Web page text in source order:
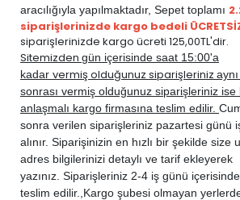
PEUGEOT
207 2010-2012 BENZİN
PEUGEOT
207 2010-2012 DİZEL
PEUGEOT
207 2010-2012 DİZEL
aracılığıyla yapılmaktadır, Sepet toplamı
siparişlerinizde kargo bedeli
siparişlerinizde kargo ücreti 125,00TL'dir.
Sitemizden gün içerisinde saat 15:00'a
kadar vermiş olduğunuz siparişleriniz
sonrası vermiş olduğunuz siparişleriniz
anlaşmalı kargo firmasına teslim edilir.
sonra verilen siparişleriniz pazartesi günü
alınır. Siparişinizin en hızlı bir şekilde size
adres bilgilerinizi detaylı ve tarif ekleyerek
yazınız. Siparişleriniz 2-4 iş günü
teslim edilir., Kargo şubesi olmayan